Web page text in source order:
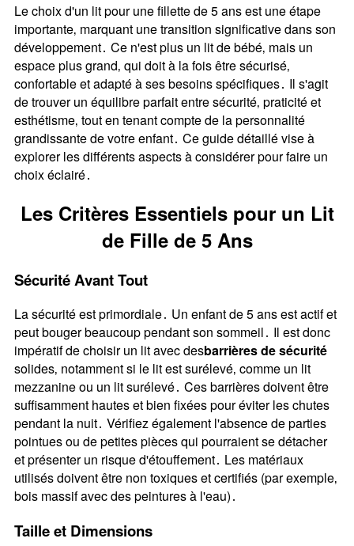
Le choix d'un lit pour une fillette de 5 ans est une étape
importante‚ marquant une transition significative dans son
développement․ Ce n'est plus un lit de bébé‚ mais un
espace plus grand‚ qui doit à la fois être sécurisé‚
confortable et adapté à ses besoins spécifiques․ Il s'agit
de trouver un équilibre parfait entre sécurité‚ praticité et
esthétisme‚ tout en tenant compte de la personnalité
grandissante de votre enfant․ Ce guide détaillé vise à
explorer les différents aspects à considérer pour faire un
choix éclairé․
Les Critères Essentiels pour un Lit
de Fille de 5 Ans
Sécurité Avant Tout
La sécurité est primordiale․ Un enfant de 5 ans est actif et
peut bouger beaucoup pendant son sommeil․ Il est donc
impératif de choisir un lit avec desbarrières de sécurité
solides‚ notamment si le lit est surélevé‚ comme un lit
mezzanine ou un lit surélevé․ Ces barrières doivent être
suffisamment hautes et bien fixées pour éviter les chutes
pendant la nuit․ Vérifiez également l'absence de parties
pointues ou de petites pièces qui pourraient se détacher
et présenter un risque d'étouffement․ Les matériaux
utilisés doivent être non toxiques et certifiés (par exemple‚
bois massif avec des peintures à l'eau)․
Taille et Dimensions